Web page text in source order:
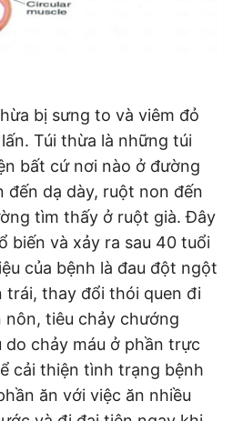
bị sưng to và viêm đỏ
Túi thừa là những túi
bất cứ nơi nào ở đường
đến dạ dày, ruột non đến
tìm thấy ở ruột già. Đây
biến và xảy ra sau 40 tuổi
của bệnh là đau đột ngột
trái, thay đổi thói quen đi
tiêu chảy chướng
do chảy máu ở phần trực
cải thiện tình trạng bệnh
ăn với việc ăn nhiều